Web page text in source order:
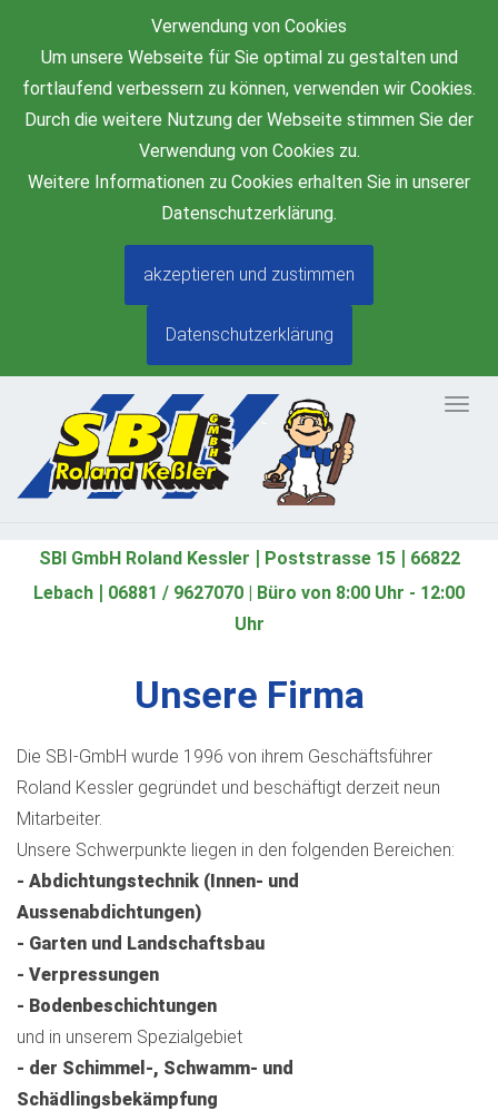
Verwendung von Cookies
Um unsere Webseite für Sie optimal zu gestalten und
fortlaufend verbessern zu können, verwenden wir Cookies.
Durch die weitere Nutzung der Webseite stimmen Sie der
Verwendung von Cookies zu.
Weitere Informationen zu Cookies erhalten Sie in unserer
Datenschutzerklärung.
akzeptieren und zustimmen
Datenschutzerklärung
SBI GmbH Roland Kessler | Poststrasse 15 | 66822
Lebach | 06881 / 9627070 | Büro von 8:00 Uhr - 12:00
Uhr
Unsere Firma
Die SBI-GmbH wurde 1996 von ihrem Geschäftsführer
Roland Kessler gegründet und beschäftigt derzeit neun
Mitarbeiter.
Unsere Schwerpunkte liegen in den folgenden Bereichen:
- Abdichtungstechnik (Innen- und
Aussenabdichtungen)
- Garten und Landschaftsbau
- Verpressungen
- Bodenbeschichtungen
und in unserem Spezialgebiet
- der Schimmel-, Schwamm- und
Schädlingsbekämpfung